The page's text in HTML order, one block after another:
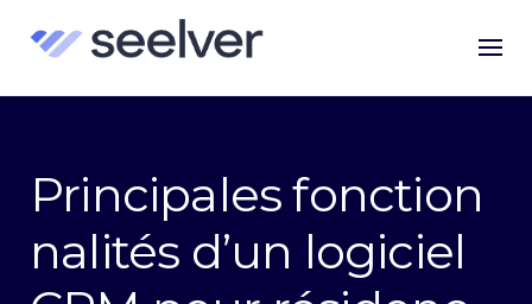
Principales fonction
nalités d’un logiciel